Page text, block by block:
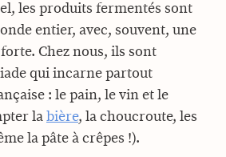
les produits fermentés sont
entier, avec, souvent, une
Chez nous, ils sont
qui incarne partout
: le pain, le vin et le
la bière, la choucroute, les
la pâte à crêpes !).